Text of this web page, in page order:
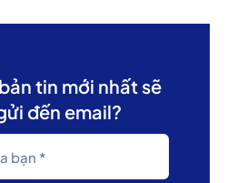
tin mới nhất sẽ
đến email?